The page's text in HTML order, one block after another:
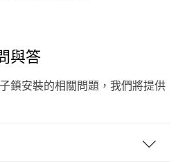
與答
鎖安裝的相關問題，我們將提供